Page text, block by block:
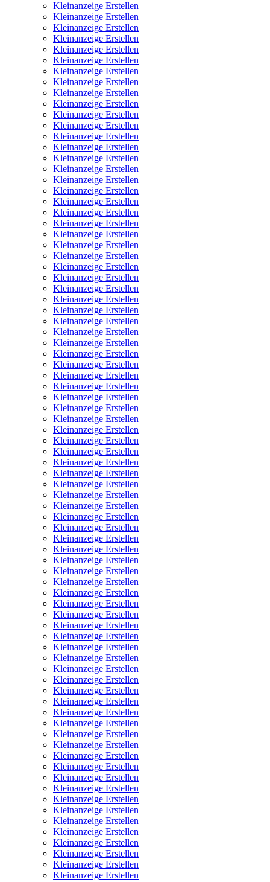
Kleinanzeige Erstellen
Kleinanzeige Erstellen
Kleinanzeige Erstellen
Kleinanzeige Erstellen
Kleinanzeige Erstellen
Kleinanzeige Erstellen
Kleinanzeige Erstellen
Kleinanzeige Erstellen
Kleinanzeige Erstellen
Kleinanzeige Erstellen
Kleinanzeige Erstellen
Kleinanzeige Erstellen
Kleinanzeige Erstellen
Kleinanzeige Erstellen
Kleinanzeige Erstellen
Kleinanzeige Erstellen
Kleinanzeige Erstellen
Kleinanzeige Erstellen
Kleinanzeige Erstellen
Kleinanzeige Erstellen
Kleinanzeige Erstellen
Kleinanzeige Erstellen
Kleinanzeige Erstellen
Kleinanzeige Erstellen
Kleinanzeige Erstellen
Kleinanzeige Erstellen
Kleinanzeige Erstellen
Kleinanzeige Erstellen
Kleinanzeige Erstellen
Kleinanzeige Erstellen
Kleinanzeige Erstellen
Kleinanzeige Erstellen
Kleinanzeige Erstellen
Kleinanzeige Erstellen
Kleinanzeige Erstellen
Kleinanzeige Erstellen
Kleinanzeige Erstellen
Kleinanzeige Erstellen
Kleinanzeige Erstellen
Kleinanzeige Erstellen
Kleinanzeige Erstellen
Kleinanzeige Erstellen
Kleinanzeige Erstellen
Kleinanzeige Erstellen
Kleinanzeige Erstellen
Kleinanzeige Erstellen
Kleinanzeige Erstellen
Kleinanzeige Erstellen
Kleinanzeige Erstellen
Kleinanzeige Erstellen
Kleinanzeige Erstellen
Kleinanzeige Erstellen
Kleinanzeige Erstellen
Kleinanzeige Erstellen
Kleinanzeige Erstellen
Kleinanzeige Erstellen
Kleinanzeige Erstellen
Kleinanzeige Erstellen
Kleinanzeige Erstellen
Kleinanzeige Erstellen
Kleinanzeige Erstellen
Kleinanzeige Erstellen
Kleinanzeige Erstellen
Kleinanzeige Erstellen
Kleinanzeige Erstellen
Kleinanzeige Erstellen
Kleinanzeige Erstellen
Kleinanzeige Erstellen
Kleinanzeige Erstellen
Kleinanzeige Erstellen
Kleinanzeige Erstellen
Kleinanzeige Erstellen
Kleinanzeige Erstellen
Kleinanzeige Erstellen
Kleinanzeige Erstellen
Kleinanzeige Erstellen
Kleinanzeige Erstellen
Kleinanzeige Erstellen
Kleinanzeige Erstellen
Kleinanzeige Erstellen
Kleinanzeige Erstellen